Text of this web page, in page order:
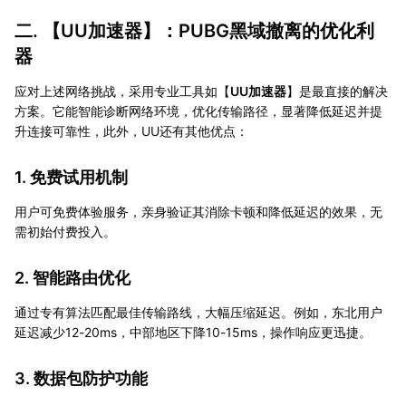
二. 【UU加速器】：PUBG黑域撤离的优化利
器
应对上述网络挑战，采用专业工具如【UU加速器】是最直接的解决
方案。它能智能诊断网络环境，优化传输路径，显著降低延迟并提
升连接可靠性，此外，UU还有其他优点：
1. 免费试用机制
用户可免费体验服务，亲身验证其消除卡顿和降低延迟的效果，无
需初始付费投入。
2. 智能路由优化
通过专有算法匹配最佳传输路线，大幅压缩延迟。例如，东北用户
延迟减少12-20ms，中部地区下降10-15ms，操作响应更迅捷。
3. 数据包防护功能